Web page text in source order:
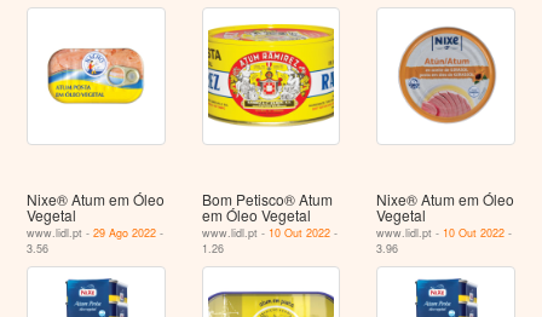
Nixe® Atum em Óleo
Vegetal
www.lidl.pt -29 Ago 2022 -
3.56
Bom Petisco® Atum
em Óleo Vegetal
www.lidl.pt - 10 Out 2022-
1.26
Nixe® Atum em Óleo
Vegetal
www.lidl.pt - 10 Out 2022 -
3.96